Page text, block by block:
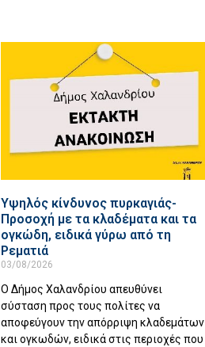
Υψηλός κίνδυνος πυρκαγιάς-
Προσοχή με τα κλαδέματα και τα
ογκώδη, ειδικά γύρω από τη
Ρεματιά
03/08/2026
Ο Δήμος Χαλανδρίου απευθύνει
σύσταση προς τους πολίτες να
αποφεύγουν την απόρριψη κλαδεμάτων
και ογκωδών, ειδικά στις περιοχές που